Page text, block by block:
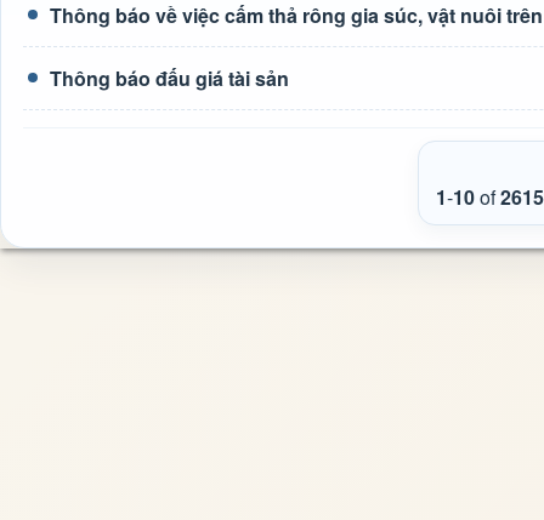
Thông báo về việc cấm thả rông gia súc, vật nuôi
Thông báo đấu giá tài sản
1-10of2615